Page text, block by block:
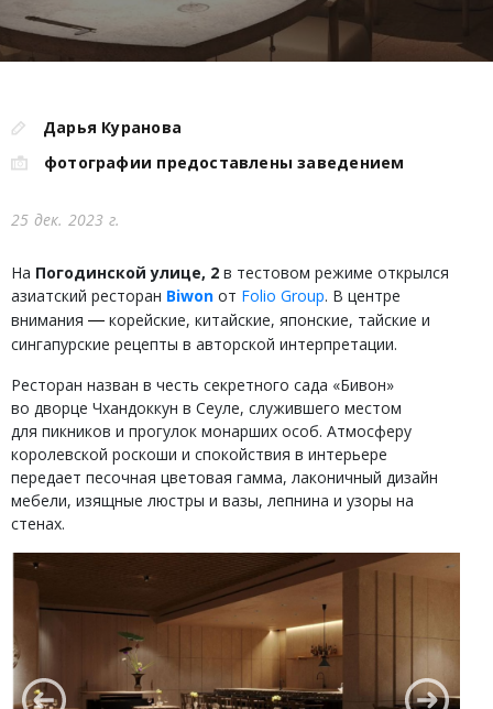
Дарья Куранова
фотографии предоставлены заведением
25 дек. 2023 г.
На Погодинской улице, 2 в тестовом режиме открылся
азиатский ресторан Biwon от Folio Group. В центре
внимания — корейские, китайские, японские, тайские и
сингапурские рецепты в авторской интерпретации.
Ресторан назван в честь секретного сада «Бивон»
во дворце Чхандоккун в Сеуле, служившего местом
для пикников и прогулок монарших особ. Атмосферу
королевской роскоши и спокойствия в интерьере
передает песочная цветовая гамма, лаконичный дизайн
мебели, изящные люстры и вазы, лепнина и узоры на
стенах.